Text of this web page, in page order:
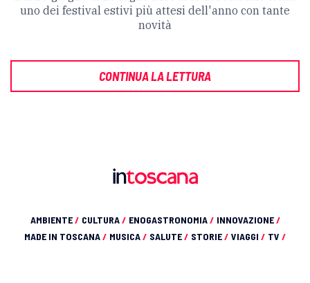
uno dei festival estivi più attesi dell'anno con tante
novità
CONTINUA LA LETTURA
AMBIENTE/ CULTURA/ ENOGASTRONOMIA/ INNOVAZIONE/
MADE IN TOSCANA/ MUSICA/ SALUTE/ STORIE/ VIAGGI / TV /